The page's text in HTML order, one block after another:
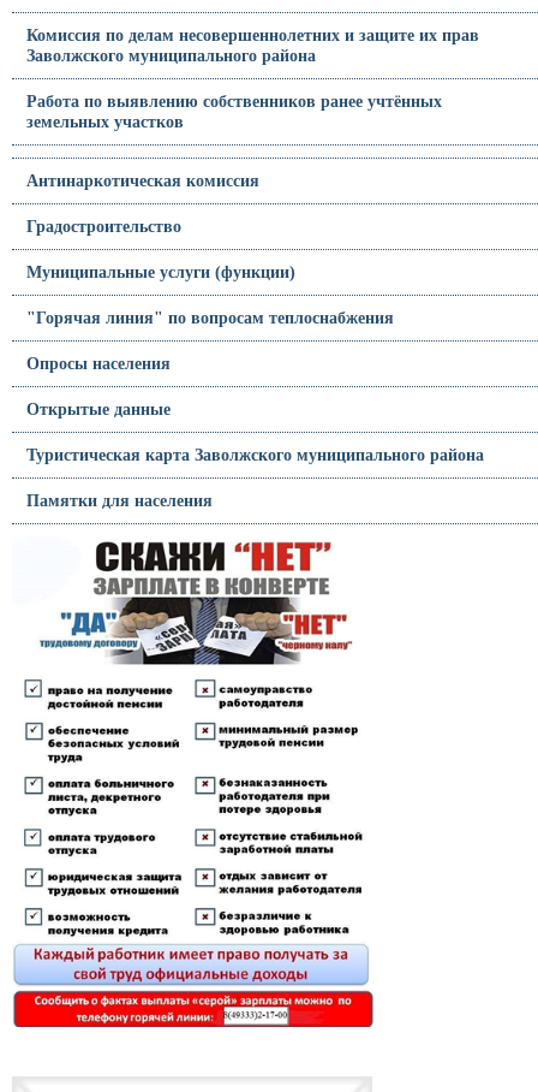
Комиссия по делам несовершеннолетних и защите их прав
Заволжского муниципального района
Работа по выявлению собственников ранее учтённых
земельных участков
Антинаркотическая комиссия
Градостроительство
Муниципальные услуги (функции)
"Горячая линия" по вопросам теплоснабжения
Опросы населения
Открытые данные
Туристическая карта Заволжского муниципального района
Памятки для населения